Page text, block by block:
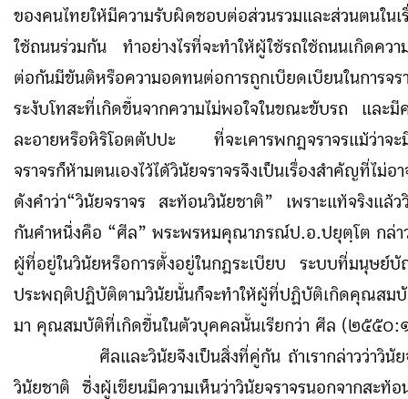
ของคนไทยให้มีความรับผิดชอบต่อส่วนรวมและส่วนตนในเ
ใช้ถนนร่วมกัน ทำอย่างไรที่จะทำให้ผู้ใช้รถใช้ถนนเกิดควา
ต่อกันมีขันติหรือความอดทนต่อการถูกเบียดเบียนในกา
ระงับโทสะที่เกิดขึ้นจากความไม่พอใจในขณะขับรถ และมีค
ละอายหรือหิริโอตตัปปะ ที่จะเคารพกฎจราจรแม้ว่าจะ
จราจรก็ห้ามตนเองไว้ได้วินัยจราจรจึงเป็นเรื่องสำคัญที่ไม่อ
ดังคำว่า“วินัยจราจร สะท้อนวินัยชาติ” เพราะแท้จริงแล้ว
กันคำหนึ่งคือ “ศีล” พระพรหมคุณาภรณ์ป.อ.ปยุตฺโต กล่า
ผู้ที่อยู่ในวินัยหรือการตั้งอยู่ในกฎระเบียบ ระบบที่มนุษย์
ประพฤติปฏิบัติตามวินัยนั้นก็จะทำให้ผู้ที่ปฏิบัติเกิดคุณสม
มา คุณสมบัติที่เกิดขึ้นในตัวบุคคลนั้นเรียกว่า ศีล (๒๕๕๐:
ศีลและวินัยจึงเป็นสิ่งที่คู่กัน ถ้าเรากล่าวว่าวินัยจ
วินัยชาติ ซึ่งผู้เขียนมีความเห็นว่าวินัยจราจรนอกจากสะท้อ